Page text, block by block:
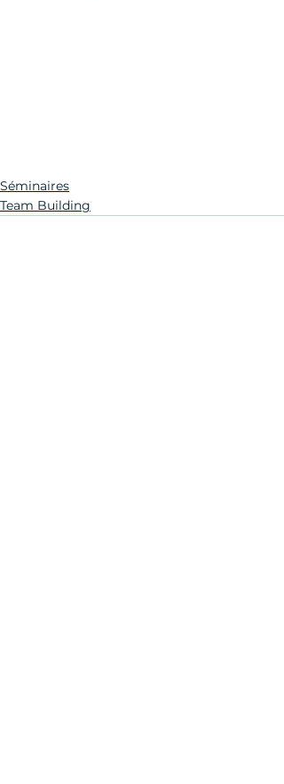
Séminaires
Team Building